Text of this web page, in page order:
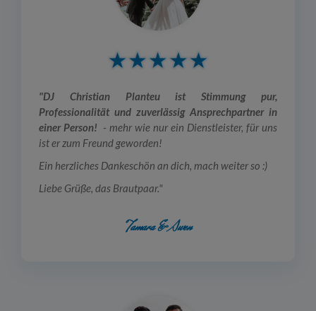
"DJ Christian Planteu ist Stimmung pur,
Professionalität und zuverlässig Ansprechpartner in
einer Person! - mehr wie nur ein Dienstleister, für uns
ist er zum Freund geworden!
Ein herzliches Dankeschön an dich, mach weiter so :)
Liebe Grüße, das Brautpaar."
Tamara & Swen